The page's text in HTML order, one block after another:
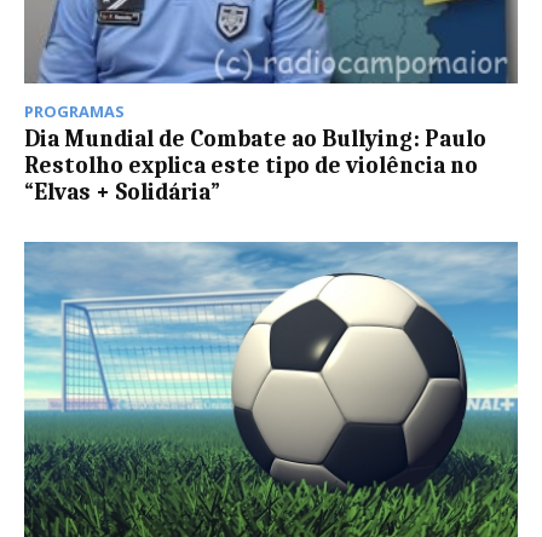
PROGRAMAS
Dia Mundial de Combate ao Bullying: Paulo
Restolho explica este tipo de violência no
“Elvas + Solidária”